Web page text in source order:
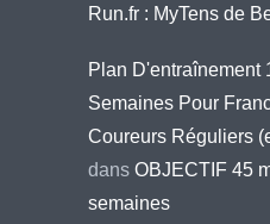
Run.fr : MyTens de
Plan D'entraînement
Semaines Pour
Coureurs Réguliers
dans OBJECTIF 45
semaines